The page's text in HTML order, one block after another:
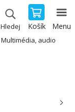
Hledej Košík Menu
Multimédia, audio